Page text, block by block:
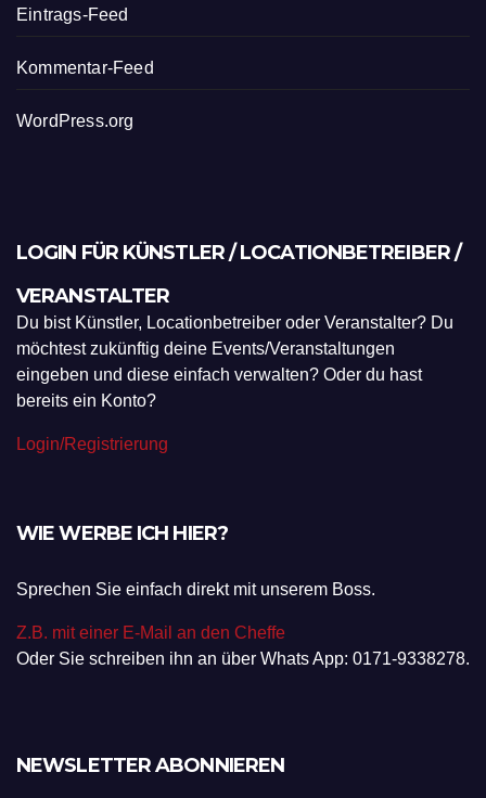
Eintrags-Feed
Kommentar-Feed
WordPress.org
LOGIN FÜR KÜNSTLER / LOCATIONBETREIBER /
VERANSTALTER
Du bist Künstler, Locationbetreiber oder Veranstalter? Du
möchtest zukünftig deine Events/Veranstaltungen
eingeben und diese einfach verwalten? Oder du hast
bereits ein Konto?
Login/Registrierung
WIE WERBE ICH HIER?
Sprechen Sie einfach direkt mit unserem Boss.
Z.B. mit einer E-Mail an den Cheffe
Oder Sie schreiben ihn an über Whats App: 0171-9338278.
NEWSLETTER ABONNIEREN